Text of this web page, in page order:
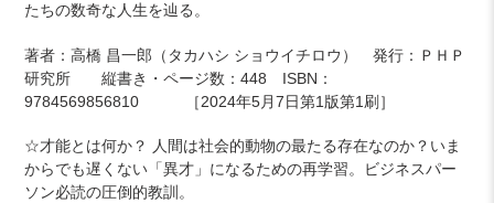
たちの数奇な人生を辿る。
著者：高橋 昌一郎（タカハシ ショウイチロウ） 発行：ＰＨＰ
研究所 縦書き・ページ数：448 ISBN：
9784569856810 ［2024年5月7日第1版第1刷］
☆才能とは何か？ 人間は社会的動物の最たる存在なのか？いま
からでも遅くない「異才」になるための再学習。ビジネスパー
ソン必読の圧倒的教訓。